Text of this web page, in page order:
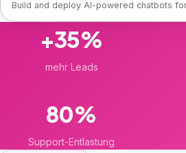
Build and deploy AI-powered chatbots
+35%
mehr Leads
80%
Support-Entlastung